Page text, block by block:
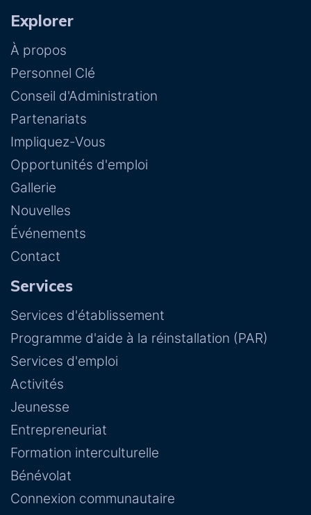
Explorer
À propos
Personnel Clé
Conseil d'Administration
Partenariats
Impliquez-Vous
Opportunités d'emploi
Gallerie
Nouvelles
Événements
Contact
Services
Services d'établissement
Programme d'aide à la réinstallation (PAR)
Services d'emploi
Activités
Jeunesse
Entrepreneuriat
Formation interculturelle
Bénévolat
Connexion communautaire